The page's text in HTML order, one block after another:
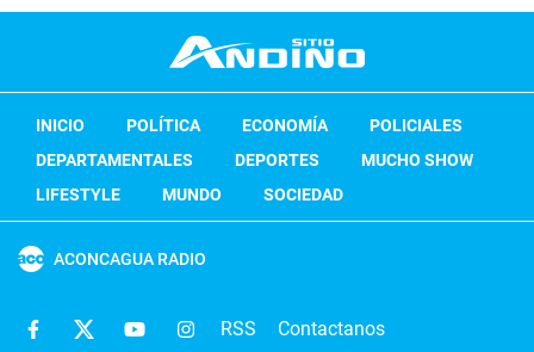
INICIO POLÍTICA ECONOMÍA
POLICIALES
DEPARTAMENTALES
DEPORTES
MUCHO SHOW
LIFESTYLE
MUNDO SOCIEDAD
ACONCAGUA RADIO
RSS Contactanos